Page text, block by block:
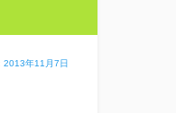
2013年11月7日